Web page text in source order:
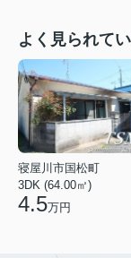
よく見られて
寝屋川市国松町
3DK (64.00㎡)
4.5万円